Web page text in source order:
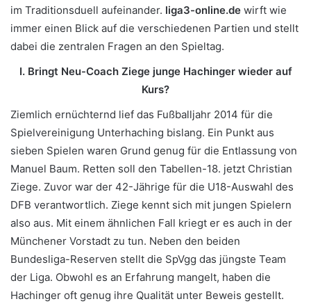
im Traditionsduell aufeinander. liga3-online.de wirft wie
immer einen Blick auf die verschiedenen Partien und stellt
dabei die zentralen Fragen an den Spieltag.
I. Bringt Neu-Coach Ziege junge Hachinger wieder auf
Kurs?
Ziemlich ernüchternd lief das Fußballjahr 2014 für die
Spielvereinigung Unterhaching bislang. Ein Punkt aus
sieben Spielen waren Grund genug für die Entlassung von
Manuel Baum. Retten soll den Tabellen-18. jetzt Christian
Ziege. Zuvor war der 42-Jährige für die U18-Auswahl des
DFB verantwortlich. Ziege kennt sich mit jungen Spielern
also aus. Mit einem ähnlichen Fall kriegt er es auch in der
Münchener Vorstadt zu tun. Neben den beiden
Bundesliga-Reserven stellt die SpVgg das jüngste Team
der Liga. Obwohl es an Erfahrung mangelt, haben die
Hachinger oft genug ihre Qualität unter Beweis gestellt.